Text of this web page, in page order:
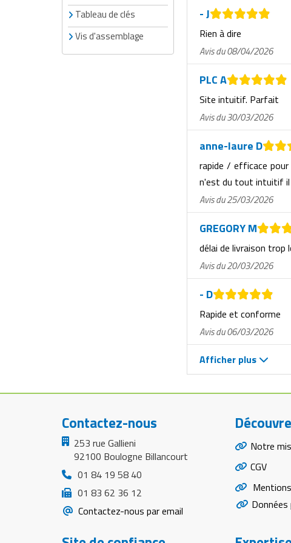
Matériel de musculation
Vêtement sportif
Rôtisserie professionnelle
Sautause professionnelle
Tableau de clés
Vis d'assemblage
- J
Rien à dire
Avis du 08/04/2026
PLC A
Site intuitif. Parfait
Avis du 30/03/2026
anne-laure D
rapide / efficace
n'est du tout intuitif il
Avis du 25/03/2026
GREGORY M
délai de livraison trop
Avis du 20/03/2026
- D
Rapide et conforme
Avis du 06/03/2026
Afficher plus
Contactez-nous
253 rue Gallieni
92100 Boulogne Billancourt
01 84 19 58 40
01 83 62 36 12
Contactez-nous par email
Notre
CGV
Données